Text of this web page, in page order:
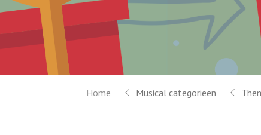
Home Musical categorieën